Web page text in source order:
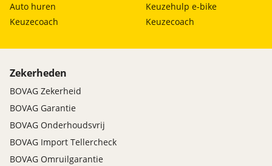
Auto huren
Keuzecoach
Keuzehulp e-bike
Keuzecoach
Zekerheden
BOVAG Zekerheid
BOVAG Garantie
BOVAG Onderhoudsvrij
BOVAG Import Tellercheck
BOVAG Omruilgarantie